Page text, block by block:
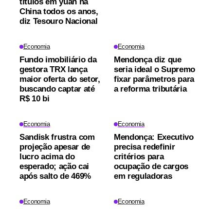
China todos os anos,
diz Tesouro Nacional
Economia
Fundo imobiliário da
gestora TRX lança
maior oferta do setor,
buscando captar até
R$ 10 bi
Economia
Mendonça diz que
seria ideal o Supremo
fixar parâmetros para
a reforma tributária
Economia
Sandisk frustra com
projeção apesar de
lucro acima do
esperado; ação cai
após salto de 469%
Economia
Mendonça: Executivo
precisa redefinir
critérios para
ocupação de cargos
em reguladoras
Economia Economia